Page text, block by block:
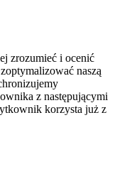
zrozumieć i ocenić
naszą
z następującymi
korzysta już z